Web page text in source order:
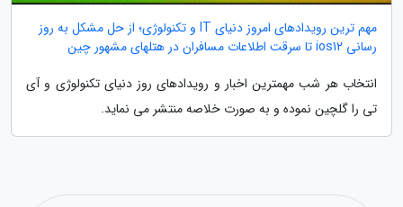
مهم ترین رویدادهای امروز دنیای IT و تکنولوژی؛ از حل مشکل به روز
رسانی ios12 تا سرقت اطلاعات مسافران در هتلهای مشهور چین
انتخاب هر شب مهمترین اخبار و رویدادهای روز دنیای تکنولوژی و آی
تی را گلچین نموده و به صورت خلاصه منتشر می نماید.